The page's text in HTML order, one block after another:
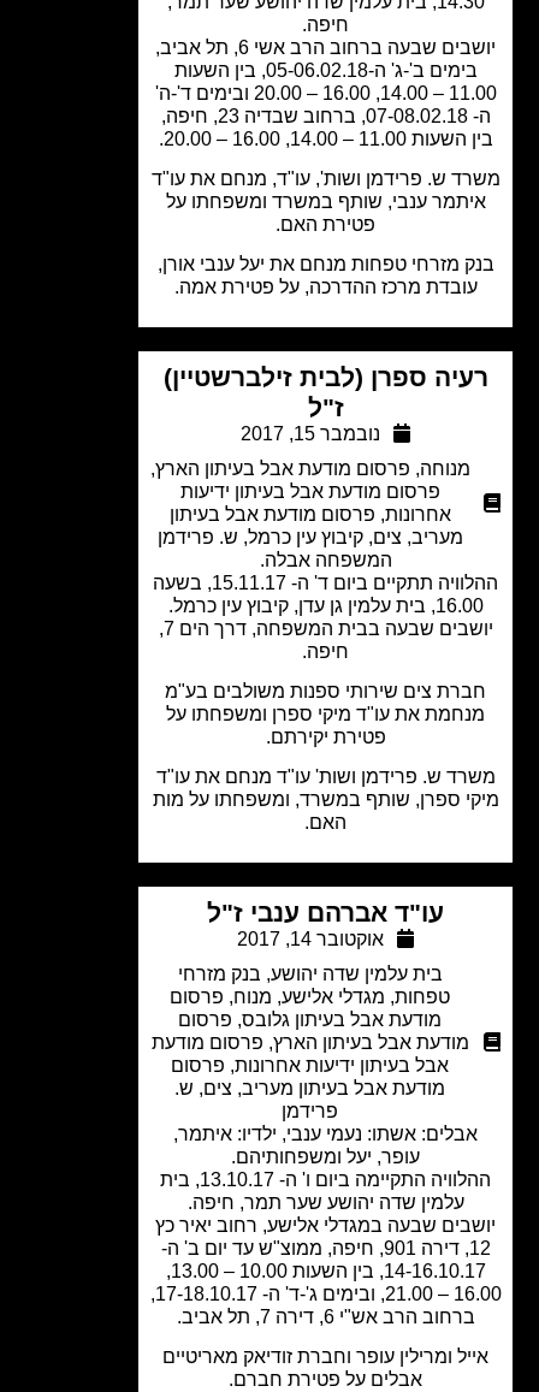
יושבים שבעה ברחוב הרב אשי 6, תל אביב,
בימים ב'-ג' ה-05-06.02.18, בין השעות
11.00 – 14.00, 16.00 – 20.00 ובימים ד'-ה'
ה- 07-08.02.18, ברחוב שבדיה 23, חיפה,
11.00 – 14.00, 16.00 – 20.00.
ש. פרידמן ושות', עו"ד, מנחם את עו"ד
ענבי, שותף במשרד ומשפחתו על
פטירת האם.
מזרחי טפחות מנחם את יעל ענבי אורן,
עובדת מרכז ההדרכה, על פטירת אמה.
ספרן (לבית זילברשטיין)
נובמבר 15, 2017
פרסום מודעת אבל בעיתון הארץ,
פרסום מודעת אבל בעיתון ידיעות
אחרונות,פרסום מודעת אבל בעיתון
צים,קיבוץ עין כרמל,ש. פרידמן
המשפחה אבלה.
ההלוויה תתקיים ביום ד' ה- 15.11.17, בשעה
יושבים שבעה בבית המשפחה, דרך הים 7,
צים שירותי ספנות משולבים בע"מ
את עו"ד מיקי ספרן ומשפחתו על
פטירת יקירתם.
ש. פרידמן ושות' עו"ד מנחם את עו"ד
ספרן, שותף במשרד, ומשפחתו על מות
עו"ד אברהם ענבי ז"ל
אוקטובר 14, 2017
בית עלמין שדה יהושע, בנק מזרחי
,מגדלי אלישע, מנוח,פרסום
מודעת אבל בעיתון גלובס, פרסום
מודעת אבל בעיתון הארץ,פרסום מודעת
אבל בעיתון ידיעות אחרונות,פרסום
מודעת אבל בעיתון מעריב, צים,ש.
אשתו: נעמי ענבי, ילדיו: איתמר,
עופר, יעל ומשפחותיהם.
ההלוויה התקיימה ביום ו' ה- 13.10.17, בית
עלמין שדה יהושע שער תמר, חיפה.
שבעה במגדלי אלישע, רחוב יאיר כץ
12, דירה 901, חיפה, ממוצ"ש עד יום ב' ה-
14-16.10.17, בין השעות 10.00 – 13.00,
16.00 – 21.00, ובימים ג'-ד' ה- 17-18.10.17,
ברחוב הרב אש"י 6, דירה 7, תל אביב.
ומרילין עופר וחברת זודיאק מאריטיים
אבלים על פטירת חברם.